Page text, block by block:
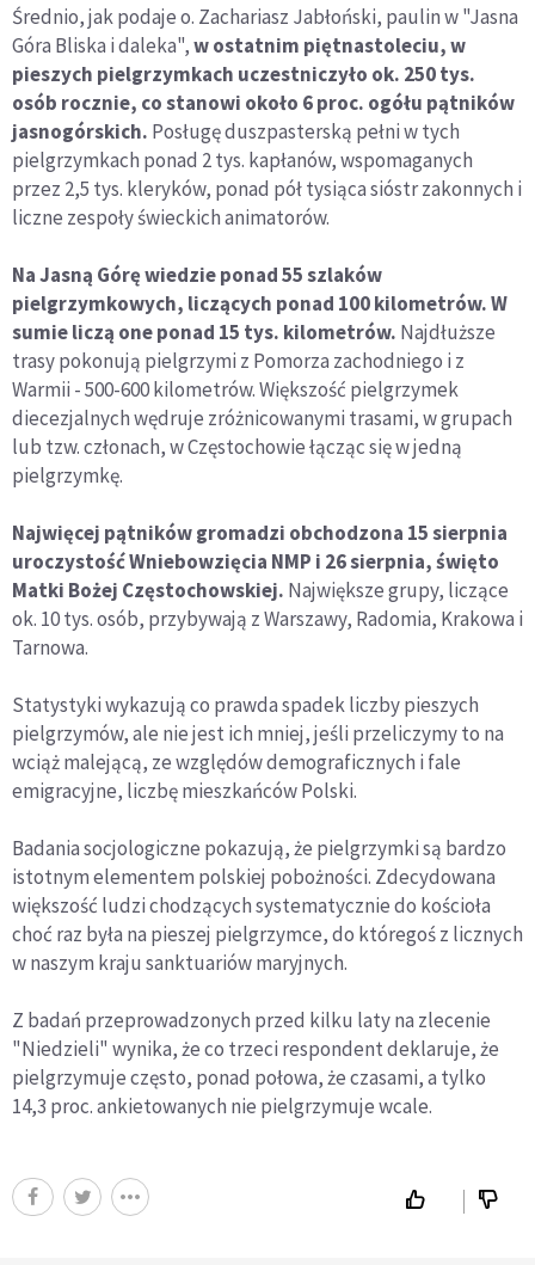
Średnio, jak podaje o. Zachariasz Jabłoński, paulin w "Jasna
Góra Bliska i daleka",w ostatnim piętnastoleciu, w
pieszych pielgrzymkach uczestniczyło ok. 250 tys.
osób rocznie, co stanowi około 6 proc. ogółu pątników
jasnogórskich. Posługę duszpasterską pełni w tych
pielgrzymkach ponad 2 tys. kapłanów, wspomaganych
przez 2,5 tys. kleryków, ponad pół tysiąca sióstr zakonnych i
liczne zespoły świeckich animatorów.
Na Jasną Górę wiedzie ponad 55 szlaków
pielgrzymkowych, liczących ponad 100 kilometrów.W
sumie liczą one ponad 15 tys. kilometrów. Najdłuższe
trasy pokonują pielgrzymi z Pomorza zachodniego i z
Warmii - 500-600 kilometrów. Większość pielgrzymek
diecezjalnych wędruje zróżnicowanymi trasami, w grupach
lub tzw. członach, w Częstochowie łącząc się w jedną
pielgrzymkę.
Najwięcej pątników gromadzi obchodzona 15 sierpnia
uroczystość Wniebowzięcia NMP i 26 sierpnia, święto
Matki Bożej Częstochowskiej. Największe grupy, liczące
ok. 10 tys. osób, przybywają z Warszawy, Radomia, Krakowa i
Tarnowa.
Statystyki wykazują co prawda spadek liczby pieszych
pielgrzymów, ale nie jest ich mniej, jeśli przeliczymy to na
wciąż malejącą, ze względów demograficznych i fale
emigracyjne, liczbę mieszkańców Polski.
Badania socjologiczne pokazują, że pielgrzymki są bardzo
istotnym elementem polskiej pobożności. Zdecydowana
większość ludzi chodzących systematycznie do kościoła
choć raz była na pieszej pielgrzymce, do któregoś z licznych
w naszym kraju sanktuariów maryjnych.
Z badań przeprowadzonych przed kilku laty na zlecenie
"Niedzieli" wynika, że co trzeci respondent deklaruje, że
pielgrzymuje często, ponad połowa, że czasami, a tylko
14,3 proc. ankietowanych nie pielgrzymuje wcale.